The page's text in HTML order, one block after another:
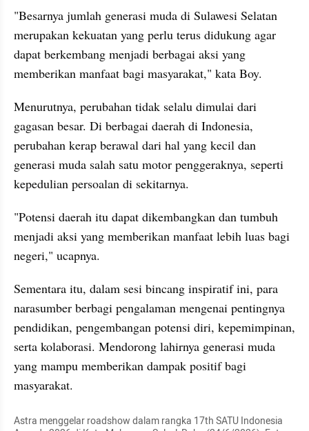
"Besarnya jumlah generasi muda di Sulawesi Selatan
merupakan kekuatan yang perlu terus didukung agar
dapat berkembang menjadi berbagai aksi yang
memberikan manfaat bagi masyarakat," kata Boy.
Menurutnya, perubahan tidak selalu dimulai dari
gagasan besar. Di berbagai daerah di Indonesia,
perubahan kerap berawal dari hal yang kecil dan
generasi muda salah satu motor penggeraknya, seperti
kepedulian persoalan di sekitarnya.
"Potensi daerah itu dapat dikembangkan dan tumbuh
menjadi aksi yang memberikan manfaat lebih luas bagi
negeri," ucapnya.
Sementara itu, dalam sesi bincang inspiratif ini, para
narasumber berbagi pengalaman mengenai pentingnya
pendidikan, pengembangan potensi diri, kepemimpinan,
serta kolaborasi. Mendorong lahirnya generasi muda
yang mampu memberikan dampak positif bagi
masyarakat.
Astra menggelar roadshow dalam rangka 17th SATU Indonesia